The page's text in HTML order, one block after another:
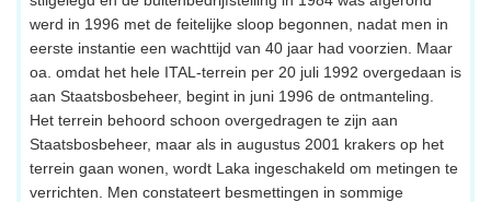
werd in 1996 met de feitelijke sloop begonnen, nadat men in
eerste instantie een wachttijd van 40 jaar had voorzien. Maar
oa. omdat het hele ITAL-terrein per 20 juli 1992 overgedaan is
aan Staatsbosbeheer, begint in juni 1996 de ontmanteling.
Het terrein behoord schoon overgedragen te zijn aan
Staatsbosbeheer, maar als in augustus 2001 krakers op het
terrein gaan wonen, wordt Laka ingeschakeld om metingen te
verrichten. Men constateert besmettingen in sommige